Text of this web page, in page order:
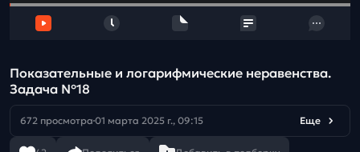
и
отзыв
Показательные и логарифмические неравенства.
Задача №18
672 просмотра 01 марта 2025 г., 09:15 Еще